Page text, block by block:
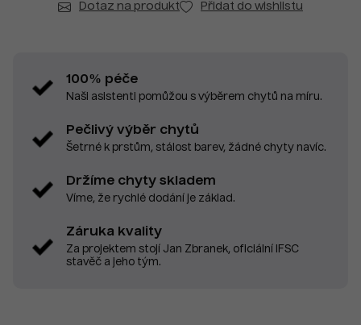
Dotaz na produkt Přidat do wishlistu
100% péče
Naši asistenti pomůžou s výběrem chytů na míru.
Pečlivý výběr chytů
Šetrné k prstům, stálost barev, žádné chyty navíc.
Držíme chyty skladem
Víme, že rychlé dodání je základ.
Záruka kvality
Za projektem stojí Jan Zbranek, oficiální IFSC
stavěč a jeho tým.